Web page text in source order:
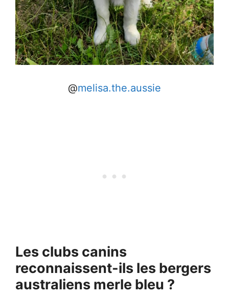
@melisa.the.aussie
Les clubs canins
reconnaissent-ils les bergers
australiens merle bleu ?